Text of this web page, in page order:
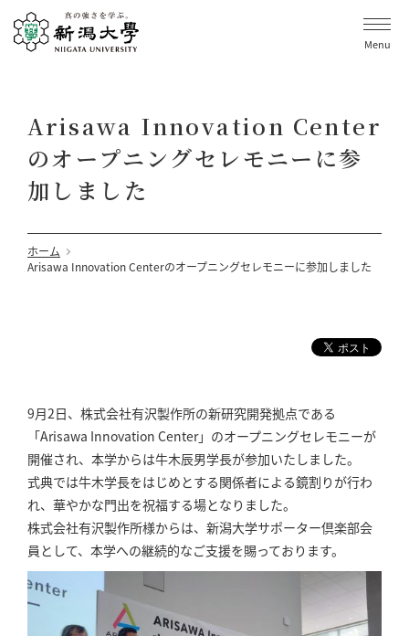
Menu
Arisawa Innovation Center
のオープニングセレモニーに参
加しました
ホーム
Arisawa Innovation Centerのオープニングセレモニーに参加しました
9月2日、株式会社有沢製作所の新研究開発拠点である
「Arisawa Innovation Center」のオープニングセレモニーが
開催され、本学からは牛木辰男学長が参加いたしました。
式典では牛木学長をはじめとする関係者による鏡割りが行わ
れ、華やかな門出を祝福する場となりました。
株式会社有沢製作所様からは、新潟大学サポーター倶楽部会
員として、本学への継続的なご支援を賜っております。